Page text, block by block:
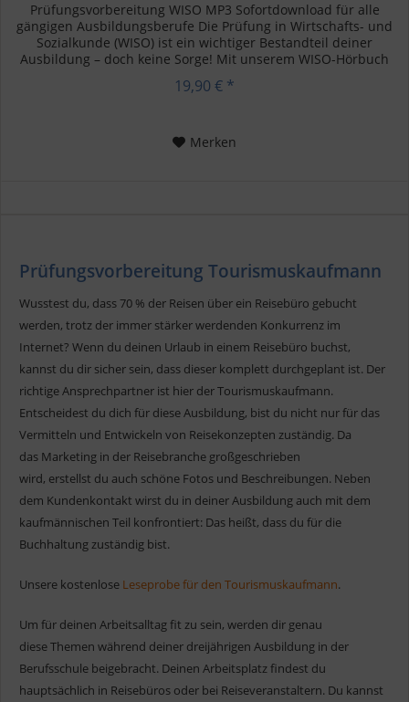
Prüfungsvorbereitung WISO MP3 Sofortdownload für alle
gängigen Ausbildungsberufe Die Prüfung in Wirtschafts- und
Sozialkunde (WISO) ist ein wichtiger Bestandteil deiner
Ausbildung – doch keine Sorge! Mit unserem WISO-Hörbuch
kannst du...
19,90 € *
Merken
Prüfungsvorbereitung Tourismuskaufmann
Wusstest du, dass 70 % der Reisen über ein Reisebüro gebucht
werden, trotz der immer stärker werdenden Konkurrenz im
Internet? Wenn du deinen Urlaub in einem Reisebüro buchst,
kannst du dir sicher sein, dass dieser komplett durchgeplant ist. Der
richtige Ansprechpartner ist hier der Tourismuskaufmann.
Entscheidest du dich für diese Ausbildung, bist du nicht nur für das
Vermitteln und Entwickeln von Reisekonzepten zuständig. Da
das Marketing in der Reisebranche großgeschrieben
wird, erstellst du auch schöne Fotos und Beschreibungen. Neben
dem Kundenkontakt wirst du in deiner Ausbildung auch mit dem
kaufmännischen Teil konfrontiert: Das heißt, dass du für die
Buchhaltung zuständig bist.
Unsere kostenlose Leseprobe für den Tourismuskaufmann.
Um für deinen Arbeitsalltag fit zu sein, werden dir genau
diese Themen während deiner dreijährigen Ausbildung in der
Berufsschule beigebracht. Deinen Arbeitsplatz findest du
hauptsächlich in Reisebüros oder bei Reiseveranstaltern. Du kannst